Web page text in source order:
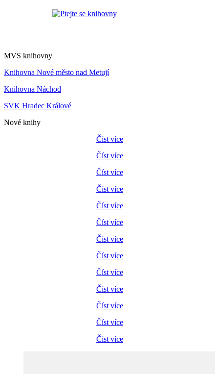
MVS knihovny
Knihovna Nové město nad Metují
Knihovna Náchod
SVK Hradec Králové
Nové knihy
Číst více
Číst více
Číst více
Číst více
Číst více
Číst více
Číst více
Číst více
Číst více
Číst více
Číst více
Číst více
Číst více